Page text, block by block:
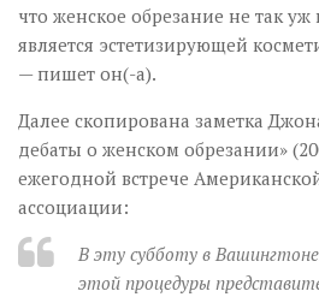
что женское обрезание не так
является эстетизирующей
— пишет он(-а).
Далее скопирована заметка
дебаты о женском обрезании»
ежегодной встрече
ассоциации:
В эту субботу в
этой процедуры